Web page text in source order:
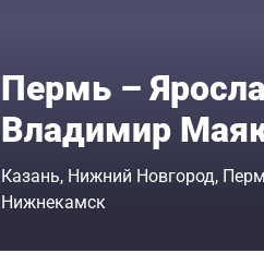
Пермь –
Владимир
Казань Нижний Новгород
Нижнекамск